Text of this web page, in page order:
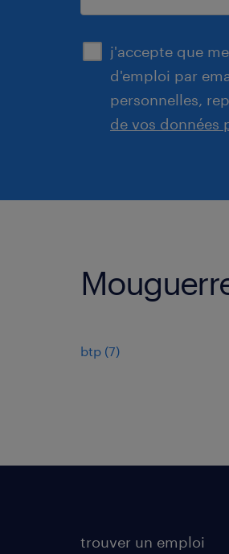
j'accepte que
d'emploi par
personnelles,
de vos données
enregistrer
btp (7)
trouver un emploi